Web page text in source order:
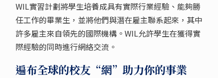
WIL實習計劃將學生培養成具有實際行業經驗、能夠勝
任工作的畢業生，並將他們與潛在雇主聯系起來，其中
許多雇主來自領先的國際機構。WIL允許學生在獲得實
際經驗的同時進行網絡交流。
遍布全球的校友“網”助力你的事業